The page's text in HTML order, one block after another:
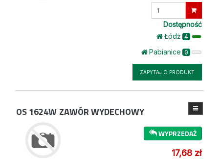
Dostępność
Łódż 4
Pabianice 0
ZAPYTAJ O PRODUKT
OS 1624W ZAWÓR WYDECHOWY
WYPRZEDAŻ
17,68 zł